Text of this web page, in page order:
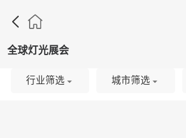

全球灯光展会
行业筛选 城市筛选